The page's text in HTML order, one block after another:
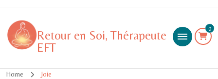
Retour en Soi, Thérapeute
EFT
0
Home Joie